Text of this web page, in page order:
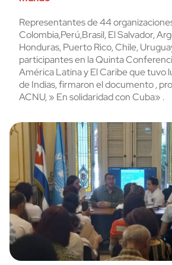
Representantes de 44
Colombia,Perú,Brasil, El Salvador,
Honduras, Puerto Rico, Chile,
participantes en la Quinta
América Latina y El Caribe que tuvo
de Indias, firmaron el documento ,
ACNU, » En solidaridad con Cuba» .